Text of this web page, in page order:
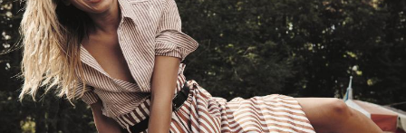
Имиджевый сайт для сети магазинов
Soho Project